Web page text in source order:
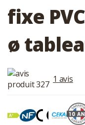
fixe
ø
1 avis